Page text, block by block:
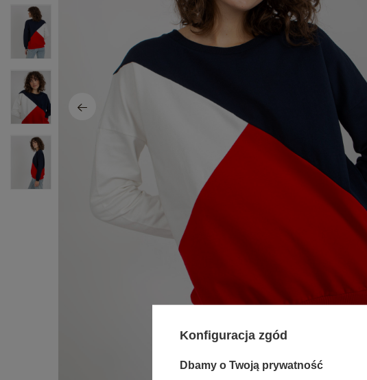
Konfiguracja zgód
Dbamy o Twoją prywatność